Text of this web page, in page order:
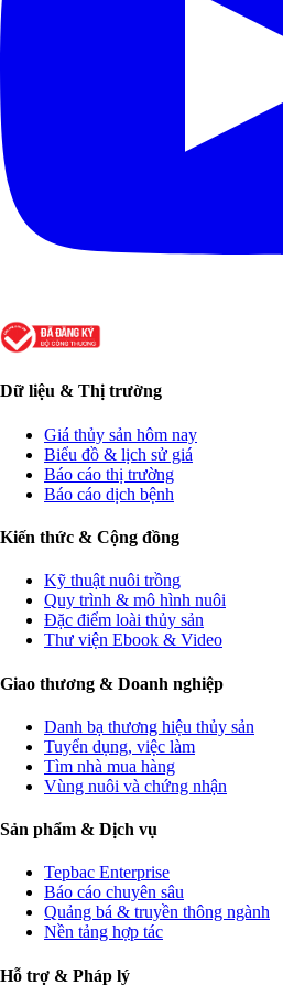
Dữ liệu & Thị trường
Giá thủy sản hôm nay
Biểu đồ & lịch sử giá
Báo cáo thị trường
Báo cáo dịch bệnh
Kiến thức & Cộng đồng
Kỹ thuật nuôi trồng
Quy trình & mô hình nuôi
Đặc điểm loài thủy sản
Thư viện Ebook & Video
Giao thương & Doanh nghiệp
Danh bạ thương hiệu thủy sản
Tuyển dụng, việc làm
Tìm nhà mua hàng
Vùng nuôi và chứng nhận
Sản phẩm & Dịch vụ
Tepbac Enterprise
Báo cáo chuyên sâu
Quảng bá & truyền thông ngành
Nền tảng hợp tác
Hỗ trợ & Pháp lý